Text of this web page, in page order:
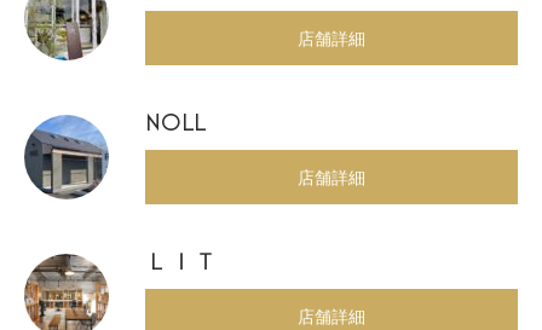
店舗詳細
NOLL
店舗詳細
ＬＩＴ
店舗詳細